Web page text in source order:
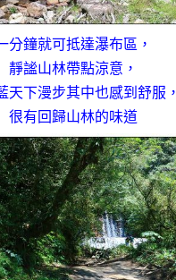
分鐘就可抵達瀑布區，
靜謐山林帶點涼意，
天下漫步其中也感到舒服，
很有回歸山林的味道